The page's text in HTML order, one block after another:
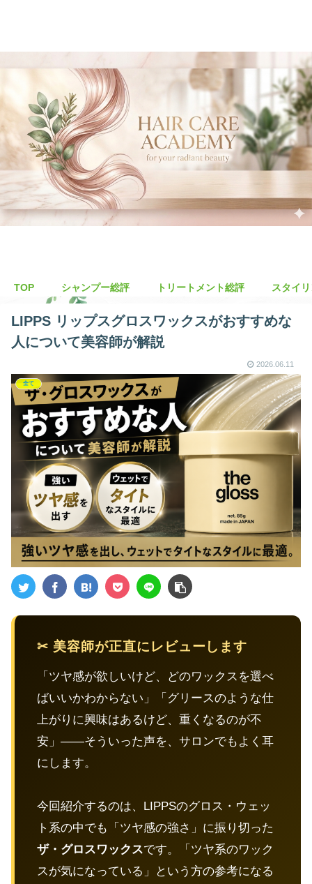
TOP シャンプー総評 トリートメント総評 スタイ
LIPPS リップスグロスワックスがおすすめな
人について美容師が解説
2026.06.11
全て
✂ 美容師が正直にレビューします
「ツヤ感が欲しいけど、どのワックスを選べ
ばいいかわからない」「グリースのような仕
上がりに興味はあるけど、重くなるのが不
安」——そういった声を、サロンでもよく耳
にします。
今回紹介するのは、LIPPSのグロス・ウェッ
ト系の中でも「ツヤ感の強さ」に振り切った
ザ・グロスワックスです。「ツヤ系のワック
スが気になっている」という方の参考になる